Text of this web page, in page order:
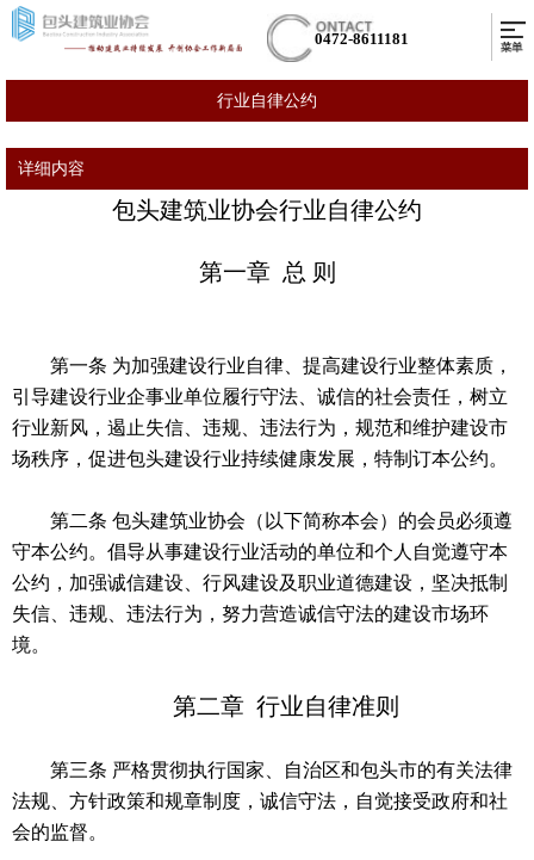
0472-8611181
行业自律公约
详细内容
包头建筑业协会行业自律公约
第一章 总 则
第一条 为加强建设行业自律、提高建设行业整体素质，
引导建设行业企事业单位履行守法、诚信的社会责任，树立
行业新风，遏止失信、违规、违法行为，规范和维护建设市
场秩序，促进包头建设行业持续健康发展，特制订本公约。
第二条 包头建筑业协会（以下简称本会）的会员必须遵
守本公约。倡导从事建设行业活动的单位和个人自觉遵守本
公约，加强诚信建设、行风建设及职业道德建设，坚决抵制
失信、违规、违法行为，努力营造诚信守法的建设市场环
境。
第二章 行业自律准则
第三条 严格贯彻执行国家、自治区和包头市的有关法律
法规、方针政策和规章制度，诚信守法，自觉接受政府和社
会的监督。